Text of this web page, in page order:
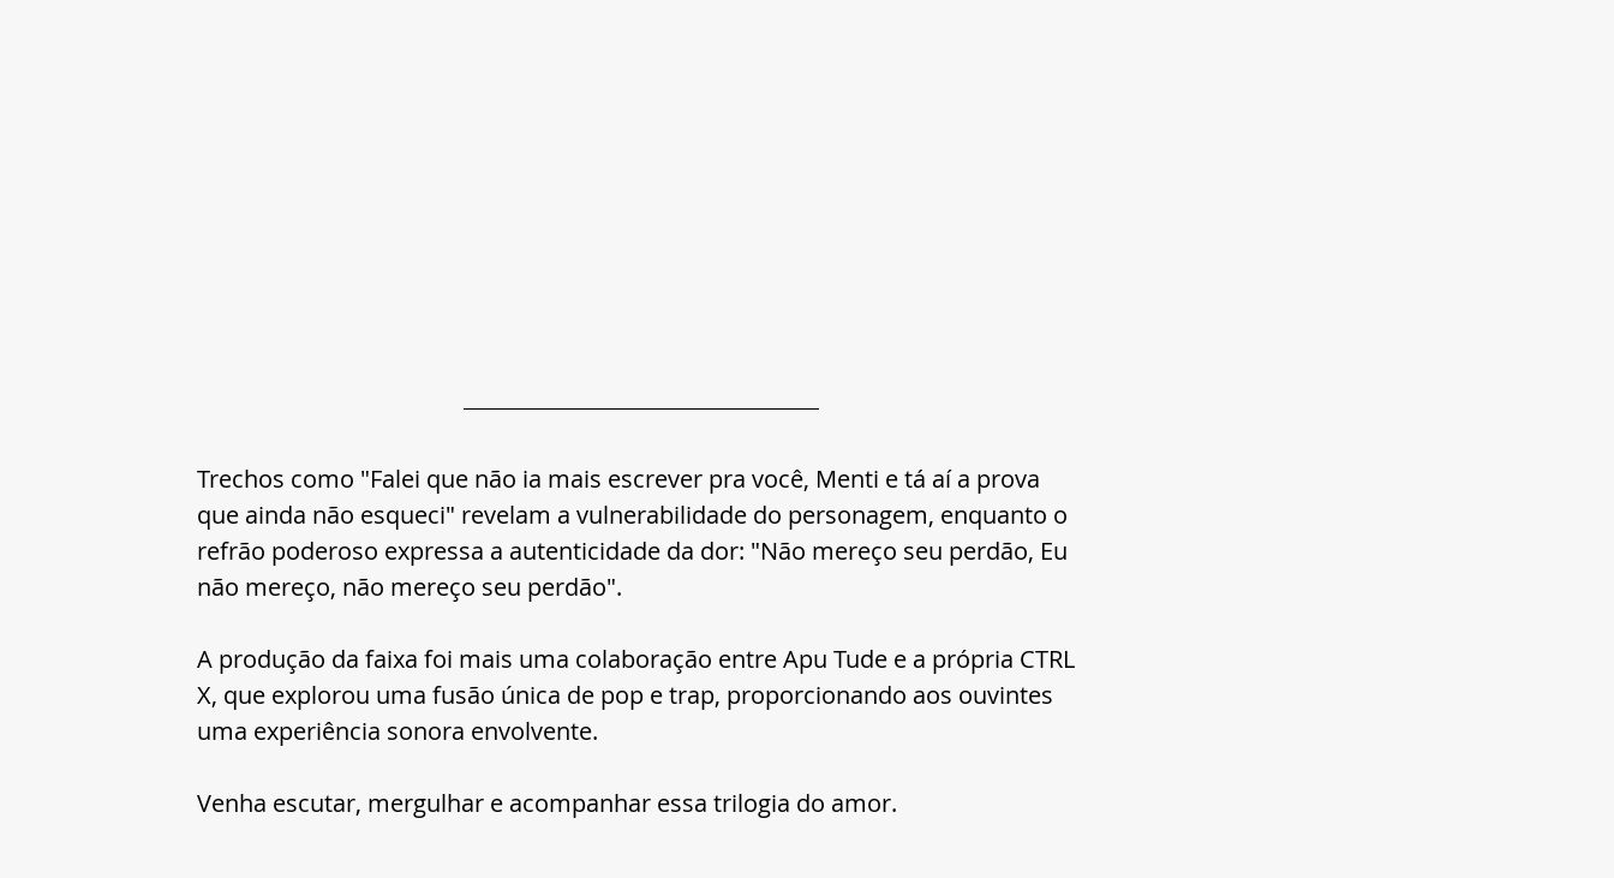
Trechos como "Falei que não ia mais escrever pra você, Menti e tá aí a prova
que ainda não esqueci" revelam a vulnerabilidade do personagem, enquanto o
refrão poderoso expressa a autenticidade da dor: "Não mereço seu perdão, Eu
não mereço, não mereço seu perdão".
A produção da faixa foi mais uma colaboração entre Apu Tude e a própria CTRL
X, que explorou uma fusão única de pop e trap, proporcionando aos ouvintes
uma experiência sonora envolvente.
Venha escutar, mergulhar e acompanhar essa trilogia do amor.